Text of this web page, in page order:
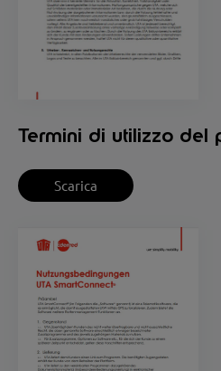
Termini di utilizzo del
Scarica